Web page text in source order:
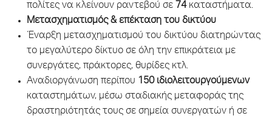
πολίτες να κλείνουν ραντεβού σε 74καταστήματα.
Μετασχηματισμός & επέκταση του δικτύου
Έναρξη μετασχηματισμού του δικτύου διατηρώντας
το μεγαλύτερο δίκτυο σε όλη την επικράτεια με
συνεργάτες, πράκτορες, θυρίδες κτλ.
Αναδιοργάνωση περίπου
150 ιδιολειτουργούμενων
καταστημάτων, μέσω σταδιακής μεταφοράς της
δραστηριότητάς τους σε σημεία συνεργατών ή σε